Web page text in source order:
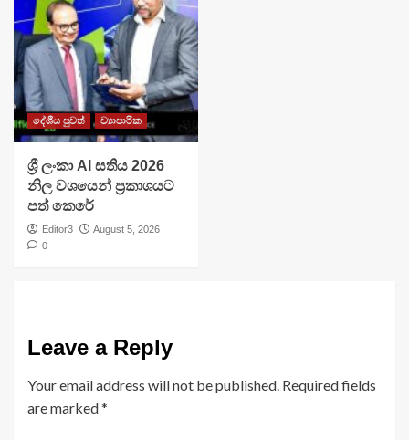
දේශීය පුවත් ව්‍යාපාරික
ශ්‍රී ලංකා AI සතිය 2026
නිල වශයෙන් ප්‍රකාශයට
පත් කෙරේ
Editor3
August 5, 2026
0
Leave a Reply
Your email address will not be published. Required fields
are marked*